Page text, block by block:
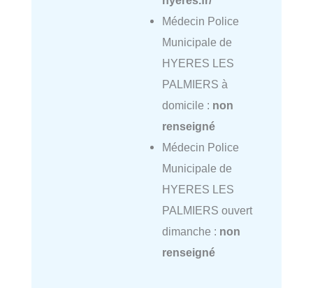
Médecin Police
Municipale de
HYERES LES
PALMIERS à
domicile : non
renseigné
Médecin Police
Municipale de
HYERES LES
PALMIERS ouvert
dimanche : non
renseigné